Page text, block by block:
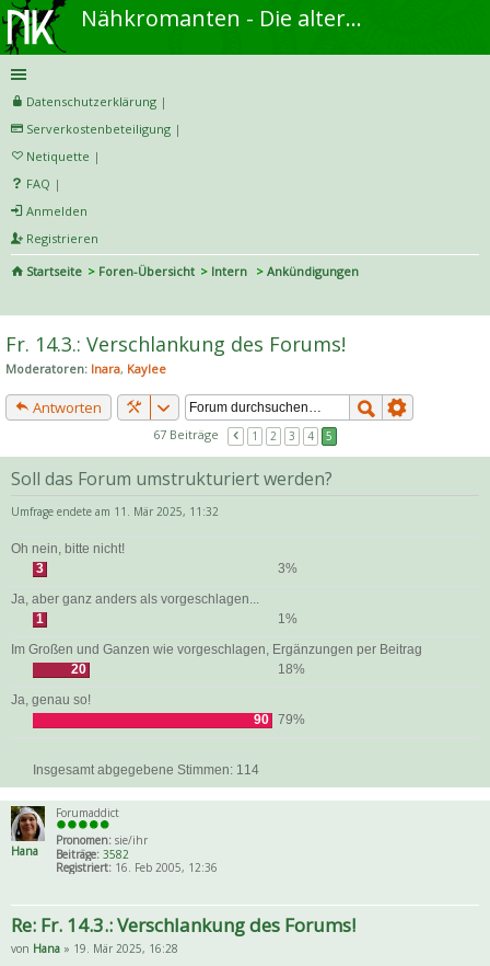
Nähkromanten - Die alternative Näh- und DIY-Community
Datenschutzerklärung |
Serverkostenbeteiligung |
Netiquette |
FAQ |
Anmelden
Registrieren
Startseite
Foren-Übersicht Intern
Ankündigungen
he
Fr. 14.3.: Verschlankung des Forums!
Moderatoren: Inara, Kaylee
Antworten
67 Beiträge 1 2 3 4 5
Soll das Forum umstrukturiert werden?
Umfrage endete am 11. Mär 2025, 11:32
Oh nein, bitte nicht!
3
3%
Ja, aber ganz anders als vorgeschlagen...
1
1%
Im Großen und Ganzen wie vorgeschlagen, Ergänzungen per Beitrag
20
18%
Ja, genau so!
90 79%
Insgesamt abgegebene Stimmen: 114
Hana
Forumaddict
Pronomen: sie/ihr
Beiträge: 3582
Registriert: 16. Feb 2005, 12:36
Re: Fr. 14.3.: Verschlankung des Forums!
von Hana » 19. Mär 2025, 16:28